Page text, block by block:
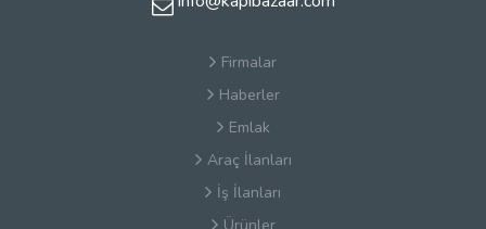
Firmalar
Haberler
Emlak
Araç İlanları
İş İlanları